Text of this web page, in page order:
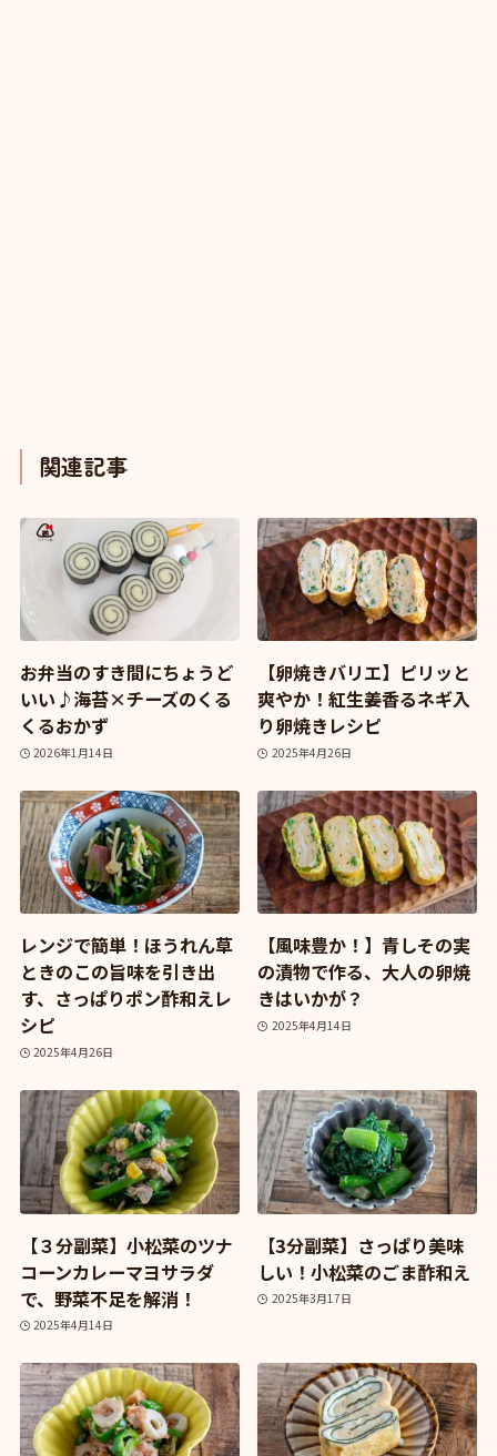
関連記事
お弁当のすき間にちょうど
いい♪海苔×チーズのくる
くるおかず
2026年1月14日
【卵焼きバリエ】ピリッと
爽やか！紅生姜香るネギ入
り卵焼きレシピ
2025年4月26日
レンジで簡単！ほうれん草
ときのこの旨味を引き出
す、さっぱりポン酢和えレ
シピ
2025年4月26日
【風味豊か！】青しその実
の漬物で作る、大人の卵焼
きはいかが？
2025年4月14日
【３分副菜】小松菜のツナ
コーンカレーマヨサラダ
で、野菜不足を解消！
2025年4月14日
【3分副菜】さっぱり美味
しい！小松菜のごま酢和え
2025年3月17日